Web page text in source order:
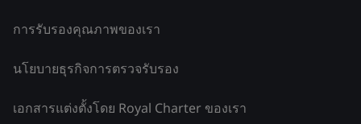
การรับรองคุณภาพของเรา
นโยบายธุรกิจการตรวจรับรอง
เอกสารแต่งตั้งโดย Royal Charter ของเรา